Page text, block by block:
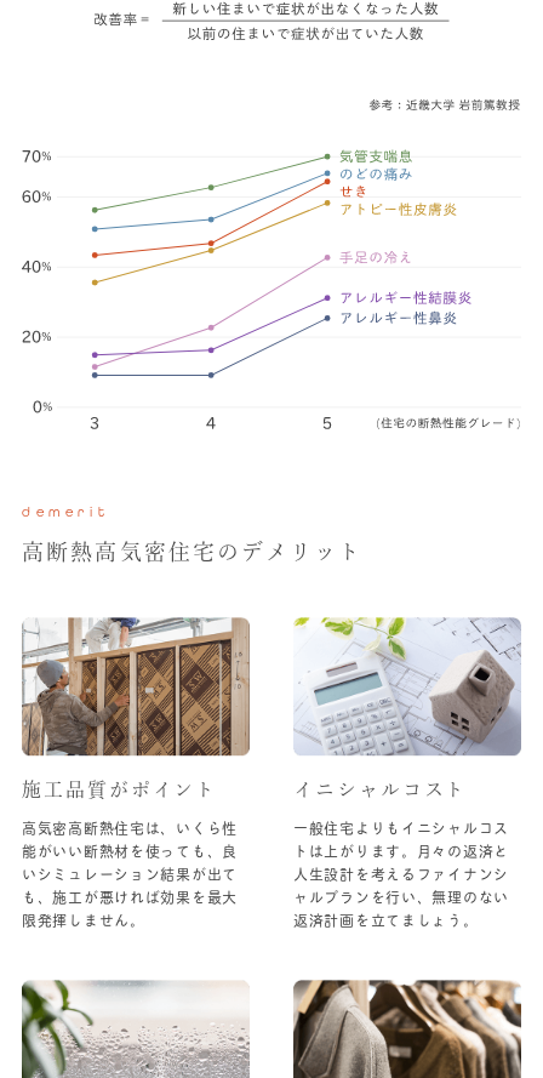
demerit
高断熱高気密住宅のデメリット
施工品質がポイント
高気密高断熱住宅は、いくら性
能がいい断熱材を使っても、良
いシミュレーション結果が出て
も、施工が悪ければ効果を最大
限発揮しません。
イニシャルコスト
一般住宅よりもイニシャルコス
トは上がります。月々の返済と
人生設計を考えるファイナンシ
ャルプランを行い、無理のない
返済計画を立てましょう。